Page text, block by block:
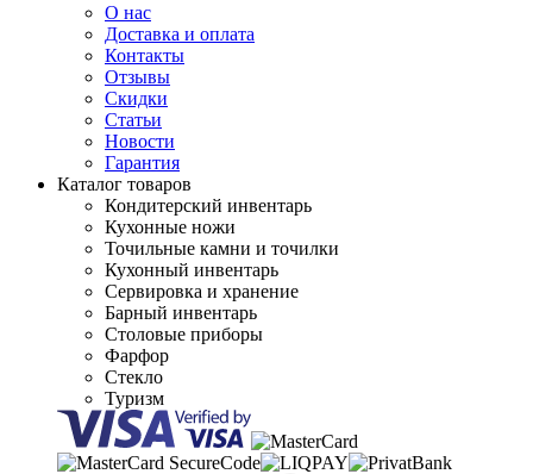
О нас
Доставка и оплата
Контакты
Отзывы
Скидки
Статьи
Новости
Гарантия
Каталог товаров
Кондитерский инвентарь
Кухонные ножи
Точильные камни и точилки
Кухонный инвентарь
Сервировка и хранение
Барный инвентарь
Столовые приборы
Фарфор
Стекло
Туризм